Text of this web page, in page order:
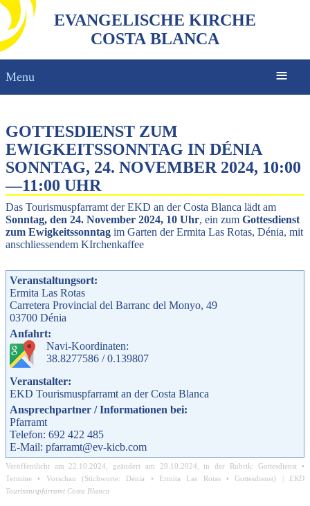
EVANGELISCHE KIRCHE
COSTA BLANCA
Menu
GOTTESDIENST ZUM
EWIGKEITSSONNTAG IN DÉNIA
SONNTAG, 24. NOVEMBER 2024, 10:00
—11:00 UHR
Das Tourismuspfarramt der EKD an der Costa Blanca lädt am
Sonntag, den 24. November 2024, 10 Uhr, ein zum Gottesdienst
zum Ewigkeitssonntag im Garten der Ermita Las Rotas, Dénia, mit
anschliessendem KIrchenkaffee
Veranstaltungsort:
Ermita Las Rotas
Carretera Provincial del Barranc del Monyo, 49
03700 Dénia
Anfahrt:
Navi-Koordinaten:
38.8277586 / 0.139807
Veranstalter:
EKD Tourismuspfarramt an der Costa Blanca
Ansprechpartner / Informationen bei:
Pfarramt
Telefon: 692 422 485
E-Mail: pfarramt@ev-kicb.com
Veröffentlicht am 22.10.2024 , geändert am 29.10.2024 , in der Rubrik:Gottesdienst •
Termine • Vorschau (Stichworte: Dénia • Ermita Las Rotas•Gottesdienst) | EKD
Tourismuspfarramt Costa Blanca